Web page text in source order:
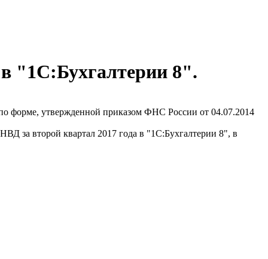
в "1С:Бухгалтерии 8".
форме, утвержденной приказом ФНС России от 04.07.2014
за второй квартал 2017 года в "1С:Бухгалтерии 8", в